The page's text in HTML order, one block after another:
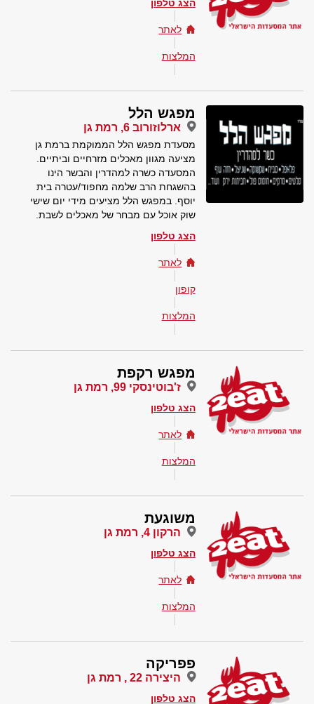
הצג טלפון
לאתר
המלצות
מפגש הלל
ארלוזורוב 6, רמת גן
מסעדת מפגש הלל הממוקמת ברמת גן
מציעה מגוון מאכלים מזרחיים וביתיים.
המסעדה כשרה למהדרין והבשר הינו
בהשגחת הרב שלמה מחפוד/עטרה בית
יוסף. במפגש הלל מציעים מידי יום שישי
שוק אוכל עם מבחר של מאכלים לשבת.
הצג טלפון
לאתר
קופון
המלצות
מפגש רקפת
ז'בוטינסקי 99, רמת גן
הצג טלפון
לאתר
המלצות
משוגעת
הרקון 4, רמת גן
הצג טלפון
לאתר
המלצות
פפריקה
היצירה 22 , רמת גן
הצג טלפון